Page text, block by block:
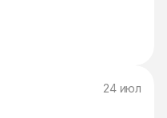
24 июл